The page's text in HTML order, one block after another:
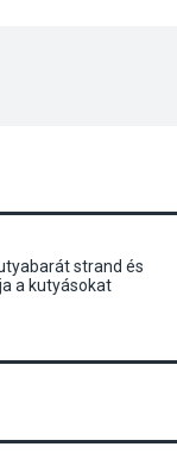
strand és
a kutyásokat